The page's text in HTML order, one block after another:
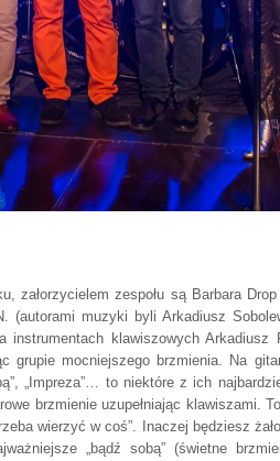
załorzycielem zespołu są Barbara
(autorami muzyki byli Arkadiusz
instrumentach klawiszowych
grupie mocniejszego brzmienia. Na
„Impreza”… to niektóre z ich
brzmienie uzupełniając klawiszami.
wierzyć w coś”. Inaczej będziesz
„bądź sobą” (świetne